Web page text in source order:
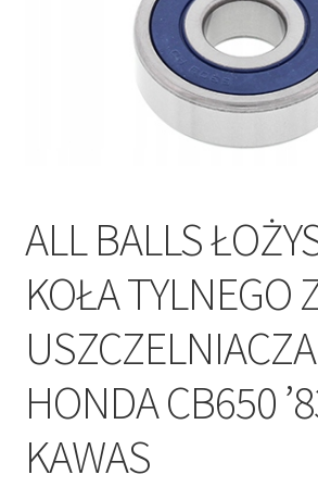
ALL BALLS
KOŁA TYLNEGO
HONDA CB650
KAWAS